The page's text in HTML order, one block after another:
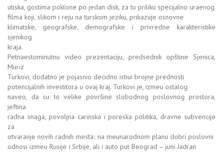
utiska, gostima poklone po jedan disk, za tu priliku specijalno uraenog
filma koji, slikom i reju na turskom jeziku, prikazuje osnovne
klimatske, geografske, demografske i privredne karakteristike
sjenikog
kraja.
Petnaestominutnu video prezentaciju, predsednik opštine Sjenica,
Muriz
Turkovi, dodatno je pojasnio decidno istiui brojne prednosti
potencijalnih investitora u ovaj kraj. Turkovi je, izmeu ostalog
naveo, da su to velike površine slobodnog poslovnog prostora,
jeftina
radna snaga, povoljna carinska i poreska politika, dravne subvencije
za
otvaranje novih radnih mesta; na meunarodnom planu dobri poslovni
odnosi izmeu Rusije i Srbije, ali i auto put Beograd – juni Jadran